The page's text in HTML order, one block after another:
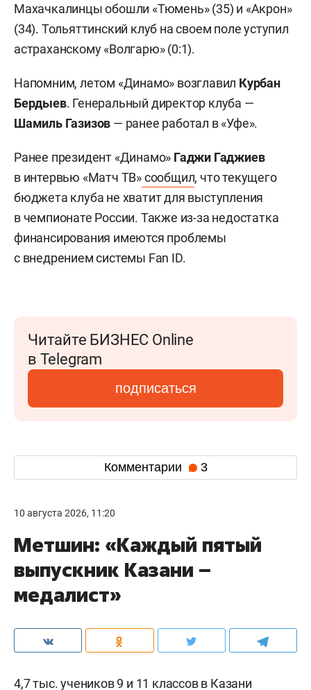
Махачкалинцы обошли «Тюмень» (35) и «Акрон»
(34). Тольяттинский клуб на своем поле уступил
астраханскому «Волгарю» (0:1).
Напомним, летом «Динамо» возглавил Курбан
Бердыев. Генеральный директор клуба —
Шамиль Газизов — ранее работал в «Уфе».
Ранее президент «Динамо» Гаджи Гаджиев
в интервью «Матч ТВ»сообщил, что текущего
бюджета клуба не хватит для выступления
в чемпионате России. Также из-за недостатка
финансирования имеются проблемы
с внедрением системы Fan ID.
Читайте БИЗНЕС Online
в Telegram
подписаться
Комментарии 3
10 августа 2026, 11:20
Метшин: «Каждый пятый
выпускник Казани –
медалист»
4,7 тыс. учеников 9 и 11 классов в Казани